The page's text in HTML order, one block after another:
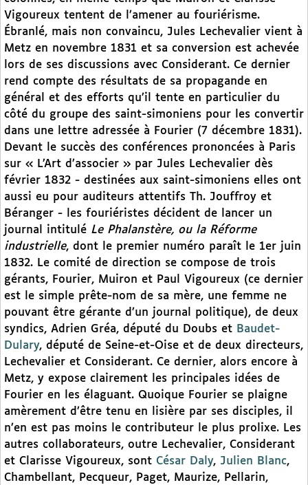
Vigoureux tentent de l’amener au fouriérisme.
Ébranlé, mais non convaincu, Jules Lechevalier vient à
Metz en novembre 1831 et sa conversion est achevée
lors de ses discussions avec Considerant. Ce dernier
rend compte des résultats de sa propagande en
général et des efforts qu’il tente en particulier du
côté du groupe des saint-simoniens pour les convertir
dans une lettre adressée à Fourier (7 décembre 1831).
Devant le succès des conférences prononcées à Paris
sur « L’Art d’associer » par Jules Lechevalier dès
février 1832 - destinées aux saint-simoniens elles ont
aussi eu pour auditeurs attentifs Th. Jouffroy et
Béranger - les fouriéristes décident de lancer un
journal intitulé Le Phalanstère, ou la Réforme
industrielle, dont le premier numéro paraît le 1er juin
1832. Le comité de direction se compose de trois
gérants, Fourier, Muiron et Paul Vigoureux (ce dernier
est le simple prête-nom de sa mère, une femme ne
pouvant être gérante d’un journal politique), de deux
syndics, Adrien Gréa, député du Doubs et Baudet-
Dulary, député de Seine-et-Oise et de deux directeurs,
Lechevalier et Considerant. Ce dernier, alors encore à
Metz, y expose clairement les principales idées de
Fourier en les élaguant. Quoique Fourier se plaigne
amèrement d’être tenu en lisière par ses disciples, il
n’en est pas moins le contributeur le plus prolixe. Les
autres collaborateurs, outre Lechevalier, Considerant
et Clarisse Vigoureux, sont César Daly, Julien Blanc,
Chambellant, Pecqueur, Paget, Maurize, Pellarin,